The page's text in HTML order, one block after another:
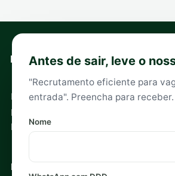
Antes de sair, leve o
"Recrutamento eficiente para
entrada". Preencha para receber.
Nome
Headhunters especializados em
para executivos e empreendedores.
por setor.
Navegação